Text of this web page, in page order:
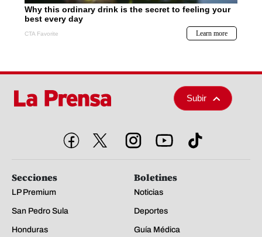
Subir
Secciones
LP Premium
San Pedro Sula
Honduras
Boletines
Noticias
Deportes
Guía Médica